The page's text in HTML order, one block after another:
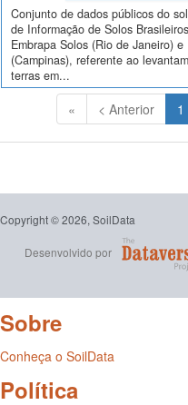
Conjunto de dados públicos do
de Informação de Solos
Embrapa Solos (Rio de Janeiro)
(Campinas), referente ao
terras em...
« < Anterior 1
Copyright © 2026, SoilData
Desenvolvido por
Sobre
Conheça o SoilData
Política